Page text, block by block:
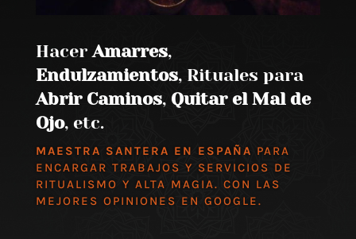
Hacer Amarres,
Endulzamientos, Rituales para
Abrir Caminos, Quitar el Mal de
Ojo, etc.
MAESTRA SANTERA EN ESPAÑA PARA
ENCARGAR TRABAJOS Y SERVICIOS DE
RITUALISMO Y ALTA MAGIA. CON LAS
MEJORES OPINIONES EN GOOGLE.